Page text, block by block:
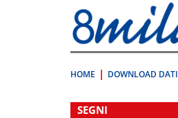
direttamente
a:
Contenuto
HOME DOWNLOAD DATI
.
SEGNI